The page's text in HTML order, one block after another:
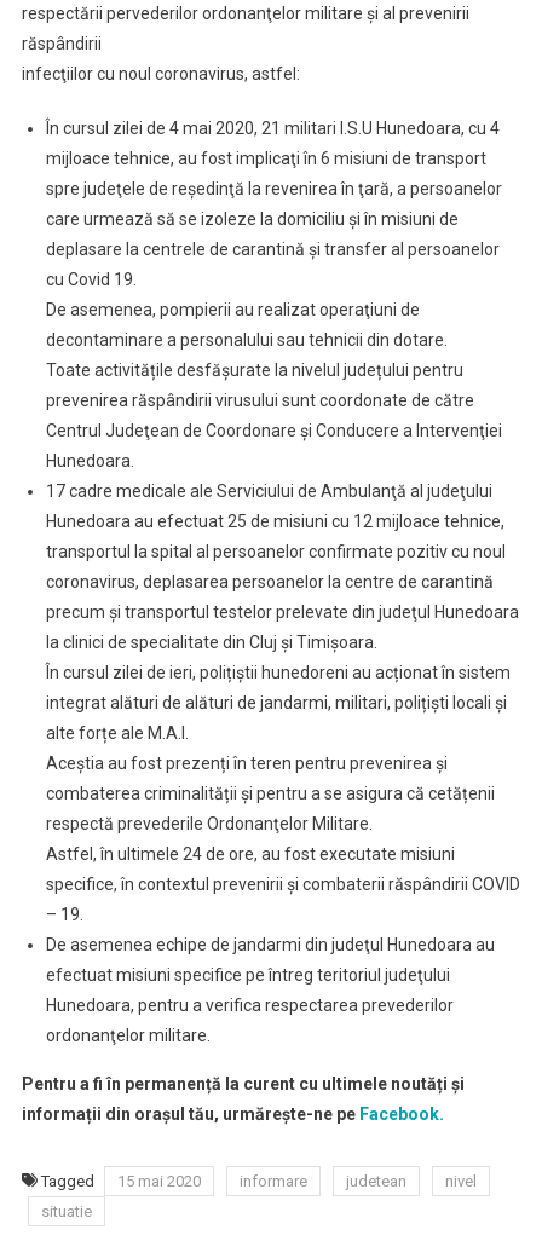
respectării pervederilor ordonanţelor militare şi al prevenirii
răspândirii
infecţiilor cu noul coronavirus, astfel:
În cursul zilei de 4 mai 2020, 21 militari I.S.U Hunedoara, cu 4
mijloace tehnice, au fost implicaţi în 6 misiuni de transport
spre judeţele de reşedinţă la revenirea în ţară, a persoanelor
care urmează să se izoleze la domiciliu şi în misiuni de
deplasare la centrele de carantină şi transfer al persoanelor
cu Covid 19.
De asemenea, pompierii au realizat operaţiuni de
decontaminare a personalului sau tehnicii din dotare.
Toate activitățile desfășurate la nivelul județului pentru
prevenirea răspândirii virusului sunt coordonate de către
Centrul Judeţean de Coordonare şi Conducere a Intervenţiei
Hunedoara.
17 cadre medicale ale Serviciului de Ambulanţă al judeţului
Hunedoara au efectuat 25 de misiuni cu 12 mijloace tehnice,
transportul la spital al persoanelor confirmate pozitiv cu noul
coronavirus, deplasarea persoanelor la centre de carantină
precum şi transportul testelor prelevate din judeţul Hunedoara
la clinici de specialitate din Cluj şi Timişoara.
În cursul zilei de ieri, polițiștii hunedoreni au acționat în sistem
integrat alături de alături de jandarmi, militari, polițiști locali și
alte forțe ale M.A.I.
Aceștia au fost prezenți în teren pentru prevenirea și
combaterea criminalității și pentru a se asigura că cetățenii
respectă prevederile Ordonanţelor Militare.
Astfel, în ultimele 24 de ore, au fost executate misiuni
specifice, în contextul prevenirii și combaterii răspândirii COVID
– 19.
De asemenea echipe de jandarmi din judeţul Hunedoara au
efectuat misiuni specifice pe întreg teritoriul judeţului
Hunedoara, pentru a verifica respectarea prevederilor
ordonanţelor militare.
Pentru a fi în permanență la curent cu ultimele noutăți și
informații din orașul tău, urmărește-ne peFacebook.
Tagged 15 mai 2020 informare judetean
nivel
situatie